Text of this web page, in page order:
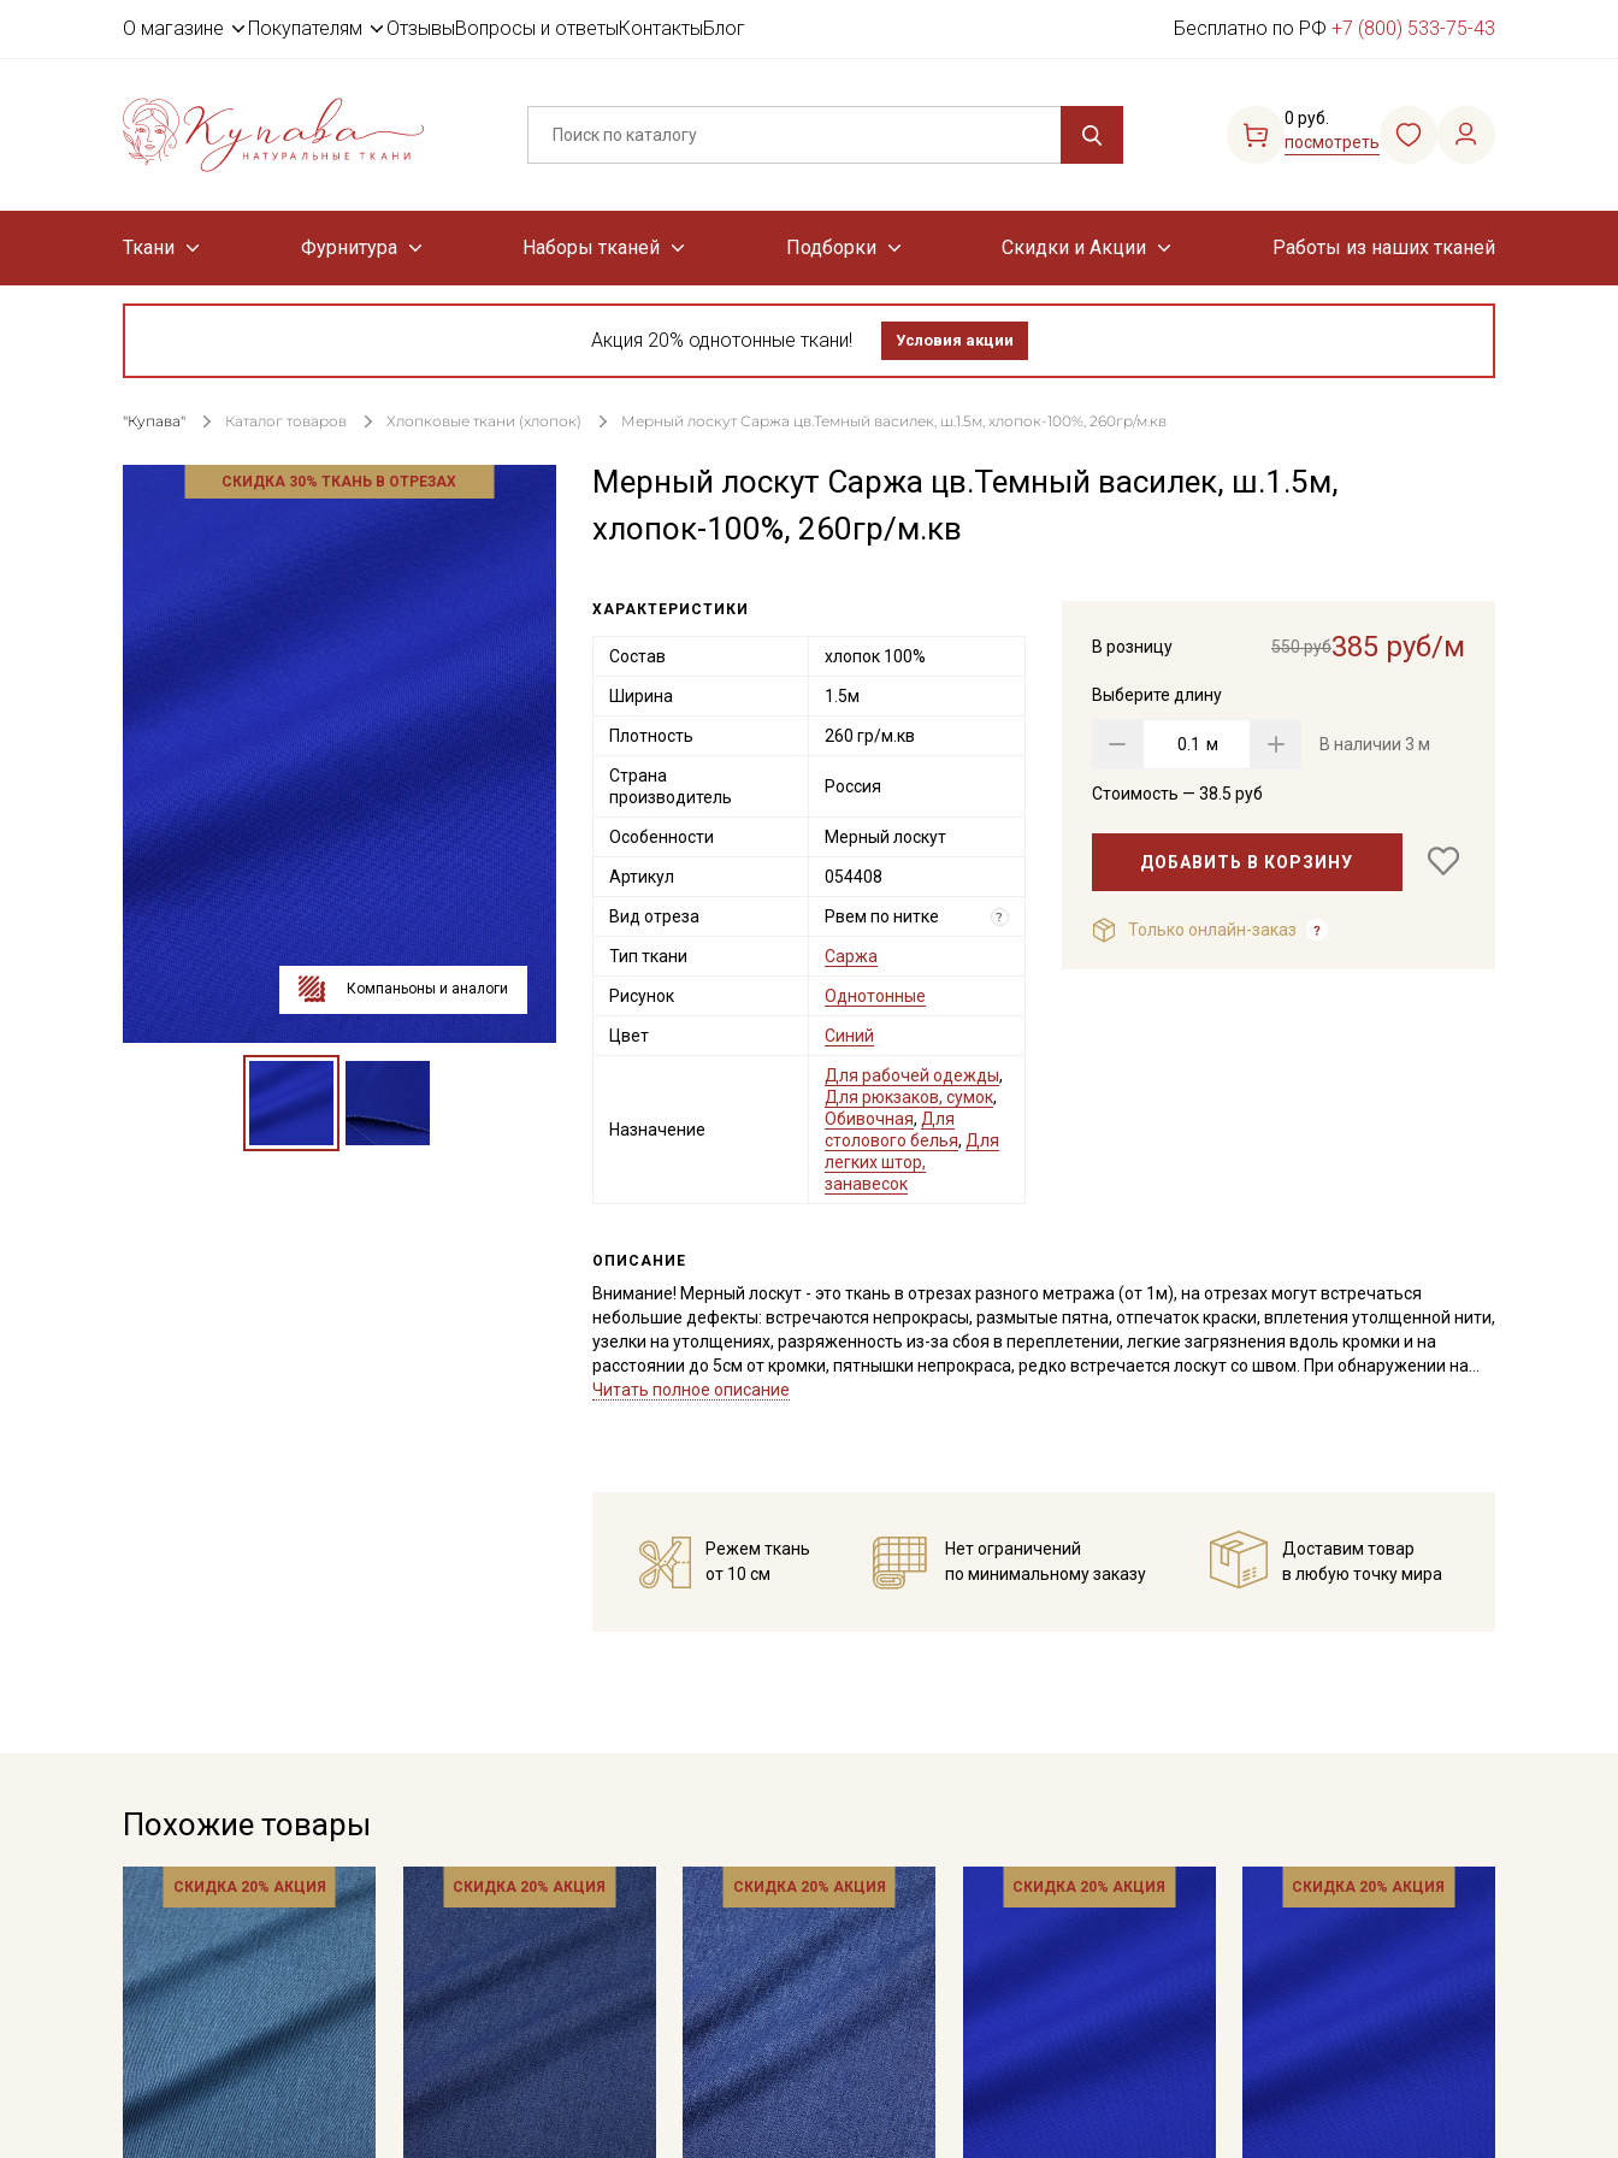
О магазине Покупателям ОтзывыВопросы и ответыКонтактыБлог Бесплатно по РФ +7 (800) 533-75-43
0 руб.
посмотреть
Ткани Фурнитура Наборы тканей Подборки Скидки и Акции Работы из наших тканей
Акция 20% однотонные ткани! Условия акции
"Купава" Каталог товаров Хлопковые ткани (хлопок) Мерный лоскут Саржа цв.Темный василек, ш.1.5м, хлопок-100%, 260гр/м.кв
СКИДКА 30% ТКАНЬ В ОТРЕЗАХ
Компаньоны и аналоги
Мерный лоскут Саржа цв.Темный василек, ш.1.5м,
хлопок-100%, 260гр/м.кв
В розницу 550 руб385 руб/м
Выберите длину
м В наличии 3 м
Стоимость — 38.5 руб
ДОБАВИТЬ В КОРЗИНУ
Только онлайн-заказ
ХАРАКТЕРИСТИКИ
Состав хлопок 100%
Ширина 1.5м
Плотность 260 гр/м.кв
Страна
производитель
Россия
Особенности Мерный лоскут
Артикул 054408
Вид отреза Рвем по нитке ?
Тип ткани Саржа
Рисунок Однотонные
Цвет Синий
Назначение
Для рабочей одежды,
Для рюкзаков, сумок,
Обивочная, Для
столового белья, Для
легких штор,
занавесок
ОПИСАНИЕ
Внимание! Мерный лоскут - это ткань в отрезах разного метража (от 1м), на отрезах могут встречаться
небольшие дефекты: встречаются непрокрасы, размытые пятна, отпечаток краски, вплетения утолщенной нити,
узелки на утолщениях, разряженность из-за сбоя в переплетении, легкие загрязнения вдоль кромки и на
расстоянии до 5см от кромки, пятнышки непрокраса, редко встречается лоскут со швом. При обнаружении на
отрезе других дефектов, с вами свяжется менеджер для дополнительного согласования. В комментариях к
шероховатая и умеренно жёсткая — эта фактура придаёт изделиям благородный вид, при этом в носке
материал остаётся комфортным: хлопок отлично пропускает воздух и помогает поддерживать комфортную
температуру тела.
изделий), высушите в один слой и аккуратно прогладьте с изнаночной стороны.
Рекомендации по уходу:
стирка — при температуре до 40 °C, изделие выворачивать на изнанку;
отжим — не более 600 оборотов;
отбеливатели — не использовать;
сушка — в подвешенном и расправленном состоянии;
глажка — с изнаночной стороны, рекомендуется использовать проутюжильник (проутюжильник равномерно
распределяет тепло и полностью блокирует появление лас).
Цветопередача может отличаться от оригинального цвета ткани — это зависит от настроек вашего монитора, а
также от особенностей конкретной партии материала.
Читать полное описание
Режем ткань
от 10 см
Нет ограничений
по минимальному заказу
Доставим товар
в любую точку мира
Похожие товары
СКИДКА 20% АКЦИЯ СКИДКА 20% АКЦИЯ СКИДКА 20% АКЦИЯ СКИДКА 20% АКЦИЯ СКИДКА 20% АКЦИЯ